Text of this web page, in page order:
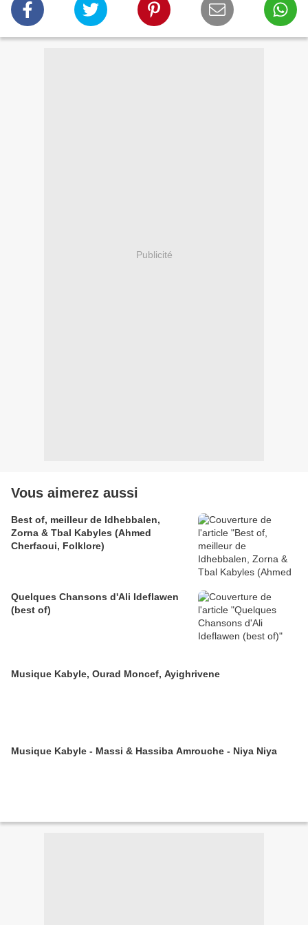
Publicité
Vous aimerez aussi
Best of, meilleur de Idhebbalen,
Zorna & Tbal Kabyles (Ahmed
Cherfaoui, Folklore)
Quelques Chansons d'Ali Ideflawen
(best of)
Musique Kabyle, Ourad Moncef, Ayighrivene
Musique Kabyle - Massi & Hassiba Amrouche - Niya Niya